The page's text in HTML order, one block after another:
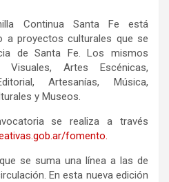
Continua Santa Fe está
a proyectos culturales que se
de Santa Fe. Los mismos
Artes Escénicas,
Artesanías, Música,
y Museos.
se realiza a través
fomento.
se suma una línea a las de
En esta nueva edición